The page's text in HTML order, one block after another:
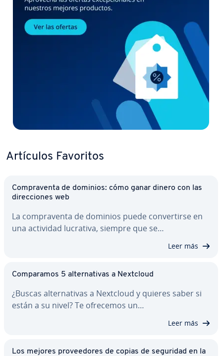
Artículos Favoritos
Co­m­pra­ve­n­ta de dominios: cómo ganar dinero con las
di­re­c­cio­nes web
La co­m­pra­ve­n­ta de dominios puede co­n­ve­r­ti­r­se en
una actividad lucrativa, siempre que se…
Leer más
Co­m­pa­ra­mos 5 al­te­r­na­ti­vas a Nextcloud
¿Buscas al­te­r­na­ti­vas a Nextcloud y quieres saber si
están a su nivel? Te ofrecemos un…
Leer más
Los mejores pro­vee­do­res de copias de seguridad en la